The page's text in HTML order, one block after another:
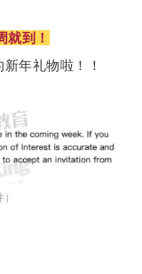
到！
年礼物啦！！